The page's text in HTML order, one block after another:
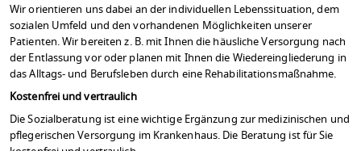
Wir orientieren uns dabei an der individuellen Lebenssituation, dem
sozialen Umfeld und den vorhandenen Möglichkeiten unserer
Patienten. Wir bereiten z. B. mit Ihnen die häusliche Versorgung nach
der Entlassung vor oder planen mit Ihnen die Wiedereingliederung in
das Alltags- und Berufsleben durch eine Rehabilitationsmaßnahme.
Kostenfrei und vertraulich
Die Sozialberatung ist eine wichtige Ergänzung zur medizinischen und
pflegerischen Versorgung im Krankenhaus. Die Beratung ist für Sie